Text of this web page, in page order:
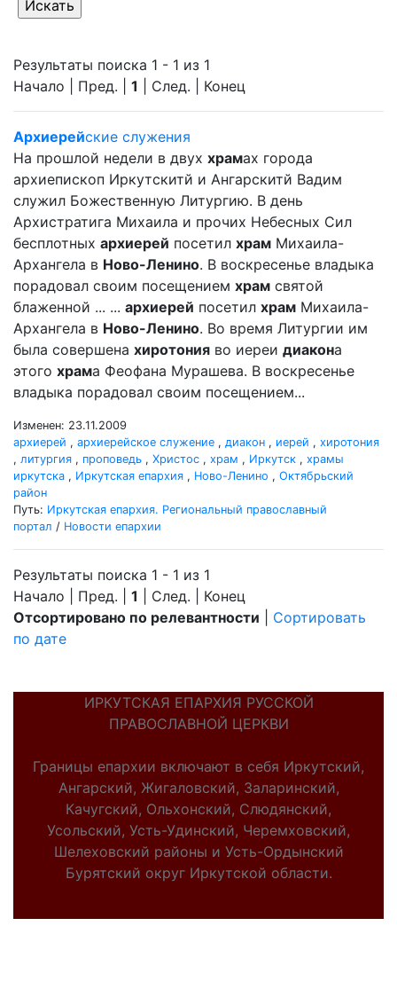
Результаты поиска 1 - 1 из 1
Начало | Пред. | 1 | След. | Конец
Архиерейские служения
На прошлой недели в двух храмах города
архиепископ Иркутскитй и Ангарскитй Вадим
служил Божественную Литургию. В день
Архистратига Михаила и прочих Небесных Сил
бесплотных архиерей посетил храм Михаила-
Архангела в Ново-Ленино. В воскресенье владыка
порадовал своим посещением храм святой
блаженной ... ... архиерей посетил храм Михаила-
Архангела в Ново-Ленино. Во время Литургии им
была совершена хиротония во иереи диакона
этого храма Феофана Мурашева. В воскресенье
владыка порадовал своим посещением...
Изменен: 23.11.2009
архиерей , архиерейское служение , диакон , иерей , хиротония
, литургия , проповедь , Христос , храм , Иркутск , храмы
иркутска , Иркутская епархия , Ново-Ленино , Октябрьский
район
Путь: Иркутская епархия. Региональный православный
портал / Новости епархии
Результаты поиска 1 - 1 из 1
Начало | Пред. | 1 | След. | Конец
Отсортировано по релевантности
Сортировать
по дате
ИРКУТСКАЯ ЕПАРХИЯ РУССКОЙ
ПРАВОСЛАВНОЙ ЦЕРКВИ
Границы епархии включают в себя Иркутский,
Ангарский, Жигаловский, Заларинский,
Качугский, Ольхонский, Слюдянский,
Усольский, Усть-Удинский, Черемховский,
Шелеховский районы и Усть-Ордынский
Бурятский округ Иркутской области.